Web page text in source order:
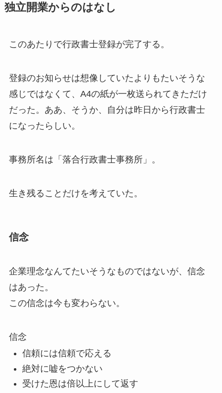
独立開業からのはなし
このあたりで行政書士登録が完了する。
登録のお知らせは想像していたよりもたいそうな
感じではなくて、A4の紙が一枚送られてきただけ
だった。ああ、そうか、自分は昨日から行政書士
になったらしい。
事務所名は「落合行政書士事務所」。
生き残ることだけを考えていた。
信念
企業理念なんてたいそうなものではないが、信念
はあった。
この信念は今も変わらない。
信念
信頼には信頼で応える
絶対に嘘をつかない
受けた恩は倍以上にして返す